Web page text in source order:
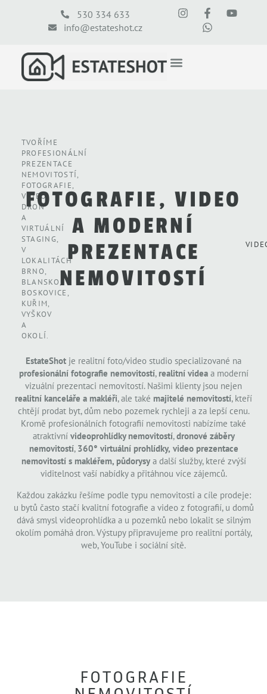
530 334 633
info@estateshot.cz
TVOŘÍME
PROFESIONÁLNÍ
PREZENTACE
NEMOVITOSTÍ,
FOTOGRAFIE,
VIDEO,
DRON
A
VIRTUÁLNÍ
STAGING,
V
LOKALITÁCH
BRNO,
BLANSKO,
BOSKOVICE,
KUŘIM,
VYŠKOV
A
OKOLÍ.
FOTOGRAFIE, VIDEO
A MODERNÍ
PREZENTACE
NEMOVITOSTÍ
EstateShot je realitní foto/video studio specializované na
profesionální fotografie nemovitostí, realitní videaa moderní
vizuální prezentaci nemovitostí. Našimi klienty jsou nejen
realitní kanceláře a makléři, ale také majitelé nemovitostí, kteří
chtějí prodat byt, dům nebo pozemek rychleji a za lepší cenu.
Kromě profesionálních fotografií nemovitosti nabízíme také
atraktivní videoprohlídky nemovitostí,dronové záběry
nemovitostí, 360° virtuální prohlídky, video prezentace
nemovitostí s makléřem, půdorysya další služby, které zvýší
viditelnost vaší nabídky a přitáhnou více zájemců.
Každou zakázku řešíme podle typu nemovitosti a cíle prodeje:
u bytů často stačí kvalitní fotografie a video z fotografií, u domů
dává smysl videoprohlídka a u pozemků nebo lokalit se silným
okolím pomáhá dron. Výstupy připravujeme pro realitní portály,
web, YouTube i sociální sítě.
FOTOGRAFIE